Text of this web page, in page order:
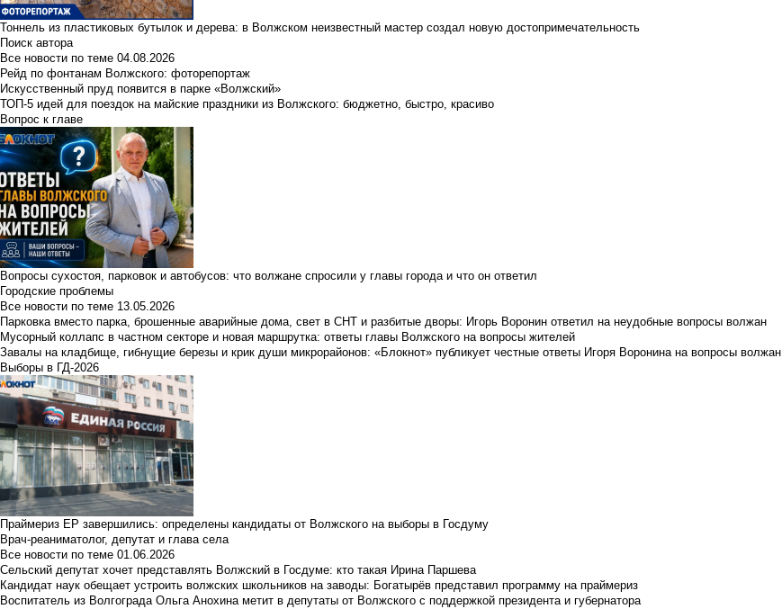
Тоннель из пластиковых бутылок и дерева: в Волжском неизвестный мастер создал новую достопримечательность
Поиск автора
Все новости по теме 04.08.2026
Рейд по фонтанам Волжского: фоторепортаж
Искусственный пруд появится в парке «Волжский»
ТОП-5 идей для поездок на майские праздники из Волжского: бюджетно, быстро, красиво
Вопрос к главе
Вопросы сухостоя, парковок и автобусов: что волжане спросили у главы города и что он ответил
Городские проблемы
Все новости по теме 13.05.2026
Парковка вместо парка, брошенные аварийные дома, свет в СНТ и разбитые дворы: Игорь Воронин ответил на неудобные вопросы волжан
Мусорный коллапс в частном секторе и новая маршрутка: ответы главы Волжского на вопросы жителей
Завалы на кладбище, гибнущие березы и крик души микрорайонов: «Блокнот» публикует честные ответы Игоря Воронина на вопросы волжан
Выборы в ГД-2026
Праймериз ЕР завершились: определены кандидаты от Волжского на выборы в Госдуму
Врач-реаниматолог, депутат и глава села
Все новости по теме 01.06.2026
Сельский депутат хочет представлять Волжский в Госдуме: кто такая Ирина Паршева
Кандидат наук обещает устроить волжских школьников на заводы: Богатырёв представил программу на праймериз
Воспитатель из Волгограда Ольга Анохина метит в депутаты от Волжского с поддержкой президента и губернатора